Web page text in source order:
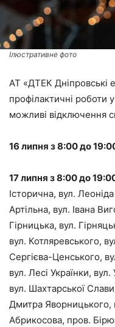
Ілюстративне фото
АТ «ДТЕК Дніпровські
профілактичні роботи
можливі відключення
16 липня з 8:00 до
17 липня з 8:00 до
Історична, вул.
Артільна, вул. Івана
Гірницька, вул.
вул. Котляревського,
Сергієва-Ценського,
вул. Лесі Українки,
вул. Шахтарської
Дмитра Яворницького,
Абрикосова, пров.